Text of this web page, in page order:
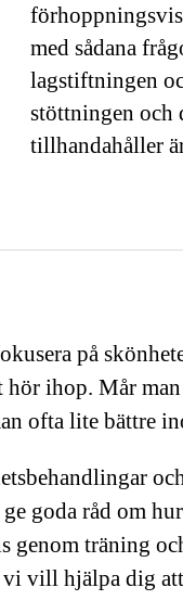
förhoppningsvis
med sådana
lagstiftningen
stöttningen och
tillhandahåller
på
ihop. Mår man
ofta lite bättre
goda råd om
genom träning
vill hjälpa dig